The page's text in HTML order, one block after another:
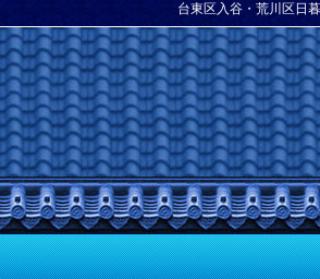
台東区入谷・荒川区日